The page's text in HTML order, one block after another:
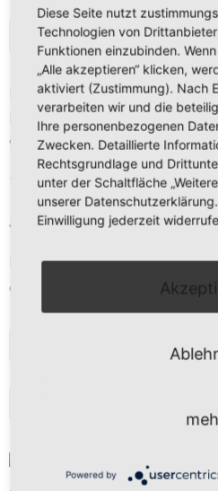
KONTAKT
Daniel Kreis
Kirchberg 11
97273 Kürnach
Tel. 09367 – 9889 473
anfrage@freier-
Mo-Fr 9 - 13 Uhr
oder nach Vereinbarung
NEWSLETTERANMELDUNG
Diese Seite nutzt
Technologien von
Funktionen einzubinden.
„Alle akzeptieren“ klicken,
aktiviert (Zustimmung). Nach
verarbeiten wir und die
Ihre personenbezogenen
Zwecken. Detaillierte
Rechtsgrundlage und
unter der Schaltfläche
unserer
Einwilligung jederzeit
Powered by